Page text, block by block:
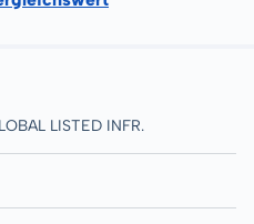
LISTED INFR.